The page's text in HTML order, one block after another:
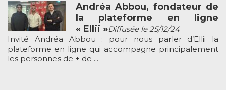
Andréa Abbou, fondateur de
la plateforme en ligne
« Ellii »Diffusée le 25/12/24
Invité Andréa Abbou : pour nous parler d’Ellii la
plateforme en ligne qui accompagne principalement
les personnes de + de ...